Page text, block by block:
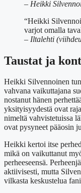
– Heikki
“Heikki
varjot omalla
– Iltalehti
Taustat ja
Heikki Silvennoinen
vahvana vaikuttajana
nostanut hänen
yksityisyydestä ovat
nimeltä vahvistetuissa
ovat pysyneet pääosin
Heikki kertoi itse
mikä on vaikuttanut
perheeseensä.
aktiivisesti, mutta
vilkasta keskustelua